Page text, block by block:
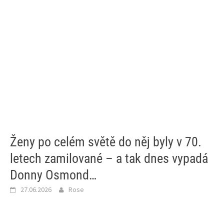
Ženy po celém světě do něj byly v 70.
letech zamilované – a tak dnes vypadá
Donny Osmond…
27.06.2026 Rose